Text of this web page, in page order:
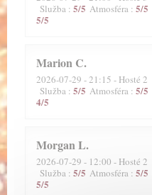
Služba : 5/5 Atmosféra : 5/5
5/5
Marion C
2026-07-29 - 21:15 - Hosté 2
Služba : 5/5 Atmosféra : 5/5
4/5
MorganL
2026-07-29 - 12:00 - Hosté 2
Služba : 5/5 Atmosféra : 5/5
5/5